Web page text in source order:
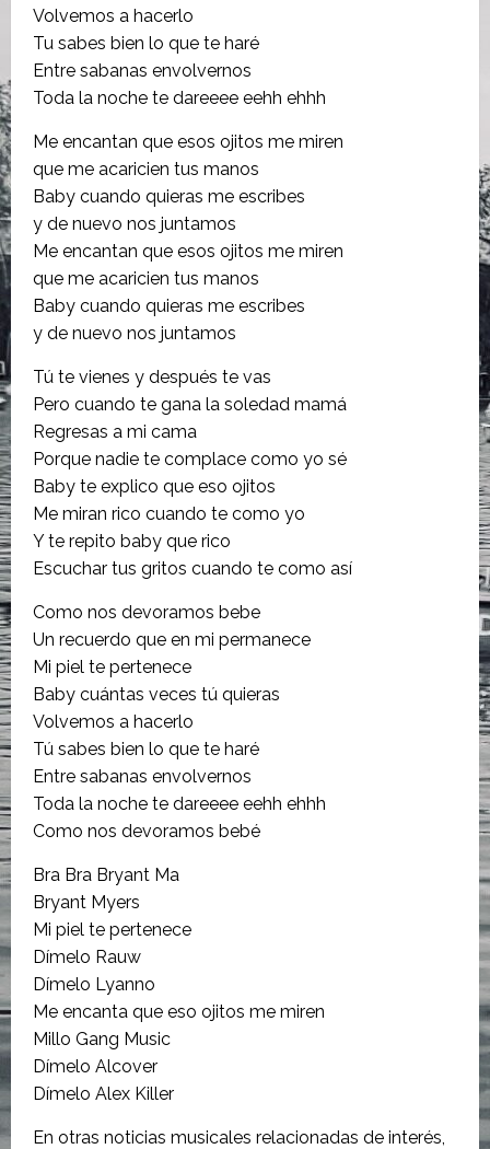
Volvemos a hacerlo
Tu sabes bien lo que te haré
Entre sabanas envolvernos
Toda la noche te dareeee eehh ehhh
Me encantan que esos ojitos me miren
que me acaricien tus manos
Baby cuando quieras me escribes
y de nuevo nos juntamos
Me encantan que esos ojitos me miren
que me acaricien tus manos
Baby cuando quieras me escribes
y de nuevo nos juntamos
Tú te vienes y después te vas
Pero cuando te gana la soledad mamá
Regresas a mi cama
Porque nadie te complace como yo sé
Baby te explico que eso ojitos
Me miran rico cuando te como yo
Y te repito baby que rico
Escuchar tus gritos cuando te como así
Como nos devoramos bebe
Un recuerdo que en mi permanece
Mi piel te pertenece
Baby cuántas veces tú quieras
Volvemos a hacerlo
Tú sabes bien lo que te haré
Entre sabanas envolvernos
Toda la noche te dareeee eehh ehhh
Como nos devoramos bebé
Bra Bra Bryant Ma
Bryant Myers
Mi piel te pertenece
Dímelo Rauw
Dímelo Lyanno
Me encanta que eso ojitos me miren
Millo Gang Music
Dímelo Alcover
Dímelo Alex Killer
En otras noticias musicales relacionadas de interés,